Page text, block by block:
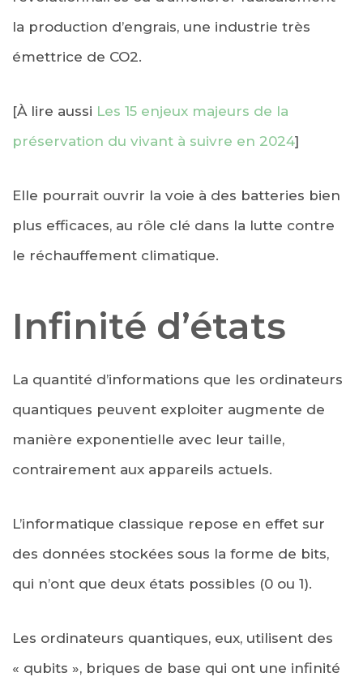
la production d’engrais, une industrie très
émettrice de CO2.
[À lire aussi Les 15 enjeux majeurs de la
préservation du vivant à suivre en 2024]
Elle pourrait ouvrir la voie à des batteries bien
plus efficaces, au rôle clé dans la lutte contre
le réchauffement climatique.
Infinité d’états
La quantité d’informations que les ordinateurs
quantiques peuvent exploiter augmente de
manière exponentielle avec leur taille,
contrairement aux appareils actuels.
L’informatique classique repose en effet sur
des données stockées sous la forme de bits,
qui n’ont que deux états possibles (0 ou 1).
Les ordinateurs quantiques, eux, utilisent des
« qubits », briques de base qui ont une infinité